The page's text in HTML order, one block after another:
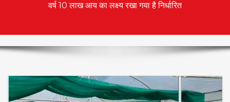
वर्ष 10 लाख आय का लक्ष्य रखा गया है निर्धारित